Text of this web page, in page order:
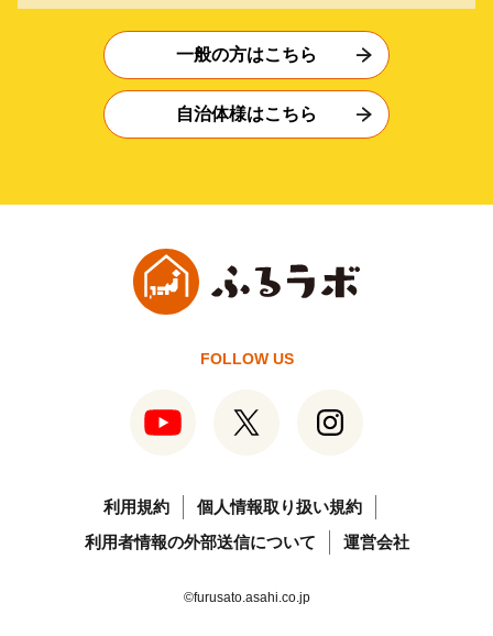
一般の方はこちら
自治体様はこちら
FOLLOW US
利用規約
個人情報取り扱い規約
利用者情報の外部送信について
運営会社
©furusato.asahi.co.jp